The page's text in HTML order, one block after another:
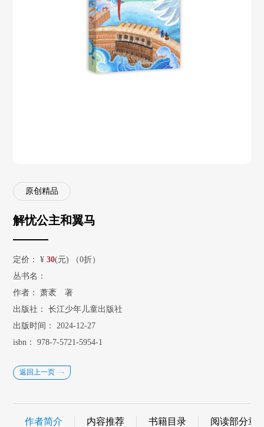
原创精品
解忧公主和翼马
定价： ¥30(元) （0折）
丛书名：
作者：
萧袤 著
出版社：
长江少年儿童出版社
出版时间：
2024-12-27
isbn：
978-7-5721-5954-1
返回上一页
作者简介 内容推荐 书籍目录 阅读部分章